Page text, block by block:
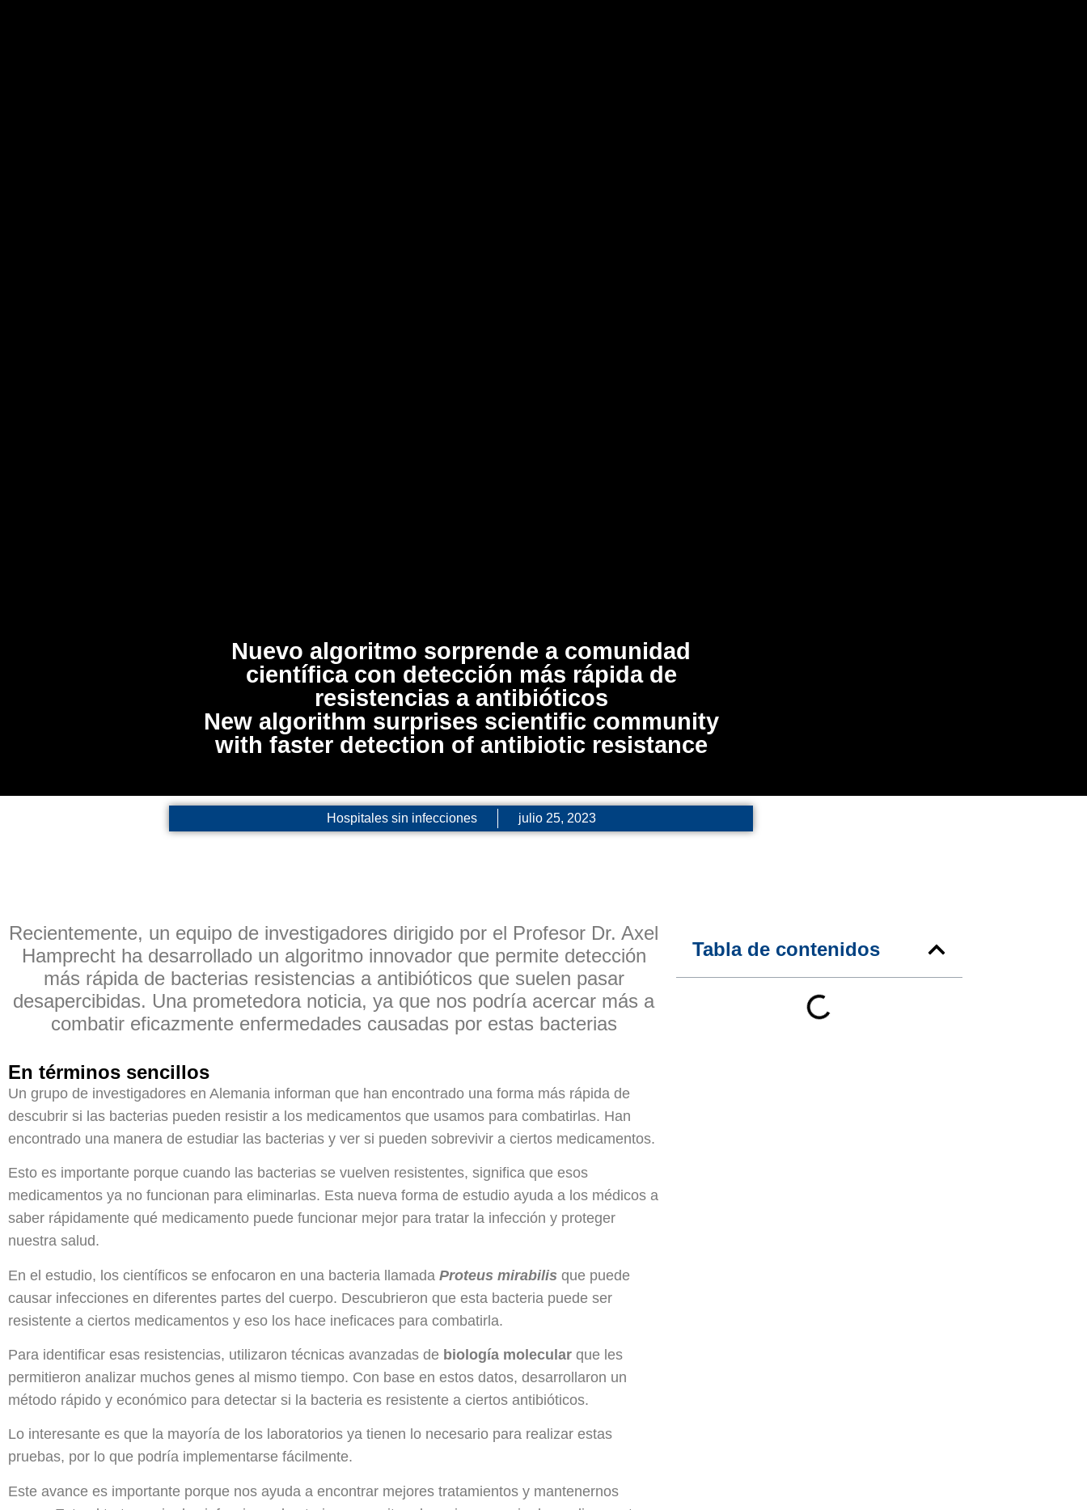
Nuevo algoritmo sorprende a comunidad
científica con detección más rápida de
resistencias a antibióticos
New algorithm surprises scientific community
with faster detection of antibiotic resistance
Hospitales sin infecciones julio 25, 2023
Recientemente, un equipo de investigadores dirigido por el Profesor Dr. Axel
Hamprecht ha desarrollado un algoritmo innovador que permite detección
más rápida de bacterias resistencias a antibióticos que suelen pasar
desapercibidas. Una prometedora noticia, ya que nos podría acercar más a
combatir eficazmente enfermedades causadas por estas bacterias
En términos sencillos
Un grupo de investigadores en Alemania informan que han encontrado una forma más rápida de
descubrir si las bacterias pueden resistir a los medicamentos que usamos para combatirlas. Han
encontrado una manera de estudiar las bacterias y ver si pueden sobrevivir a ciertos medicamentos.
Esto es importante porque cuando las bacterias se vuelven resistentes, significa que esos
medicamentos ya no funcionan para eliminarlas. Esta nueva forma de estudio ayuda a los médicos a
saber rápidamente qué medicamento puede funcionar mejor para tratar la infección y proteger
nuestra salud.
En el estudio, los científicos se enfocaron en una bacteria llamada Proteus mirabilis que puede
causar infecciones en diferentes partes del cuerpo. Descubrieron que esta bacteria puede ser
resistente a ciertos medicamentos y eso los hace ineficaces para combatirla.
Para identificar esas resistencias, utilizaron técnicas avanzadas de biología molecular que les
permitieron analizar muchos genes al mismo tiempo. Con base en estos datos, desarrollaron un
método rápido y económico para detectar si la bacteria es resistente a ciertos antibióticos.
Lo interesante es que la mayoría de los laboratorios ya tienen lo necesario para realizar estas
pruebas, por lo que podría implementarse fácilmente.
Este avance es importante porque nos ayuda a encontrar mejores tratamientos y mantenernos
Tabla de contenidos